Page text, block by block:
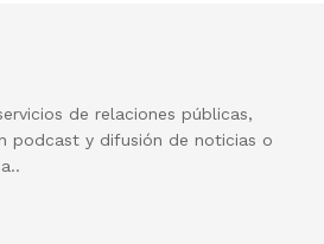
de relaciones públicas,
podcast y difusión de noticias o